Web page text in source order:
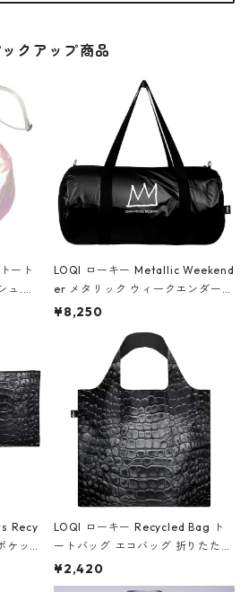
ックアップ商品
ート
ュ.ル
スピ
LOQI ローキー Metallic Weekend
er メタリック ウィークエンダー
ボストンバッグ ショルダーバッグ
Black ジャン=ミッシェル・バスキ
ア/クラウン ブラック
¥8,250
Recy
ケット
ラベ
LOQI ローキー Recycled Bag ト
ートバッグ エコバッグ 折りたたみ
大きめ 撥水加工 収納ポーチ CRO
CODILE/Black クロコダイル/ブラ
¥2,420